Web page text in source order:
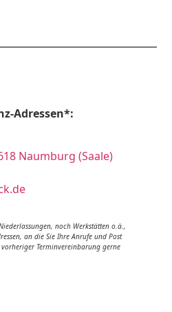
Adressen*:
Naumburg (Saale)
noch Werkstätten o.ä.,
an die Sie Ihre Anrufe und Post
Terminvereinbarung gerne